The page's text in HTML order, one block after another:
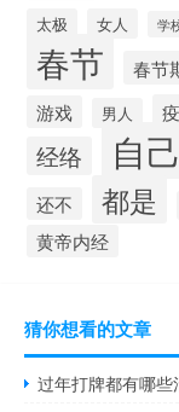
太极 女人 学
春节 春节
游戏 男人
经络 自
还不 都是
黄帝内经
猜你想看的文章
过年打牌都有哪些